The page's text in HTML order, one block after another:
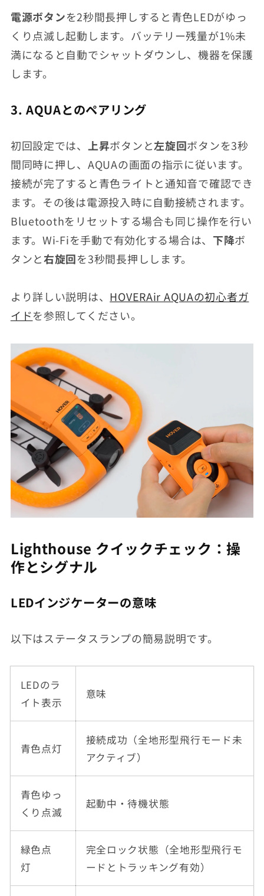
電源ボタンを2秒間長押しすると青色LEDがゆっ
くり点滅し起動します。バッテリー残量が1%未
満になると自動でシャットダウンし、機器を保護
します。
3. AQUAとのペアリング
初回設定では、 上昇ボタンと左旋回ボタンを3秒
間同時に押し、AQUAの画面の指示に従います。
接続が完了すると青色ライトと通知音で確認でき
ます。その後は電源投入時に自動接続されます。
Bluetoothをリセットする場合も同じ操作を行い
ます。Wi-Fiを手動で有効化する場合は、 下降ボ
タンと右旋回を3秒間長押しします。
より詳しい説明は、 HOVERAir AQUAの初心者ガ
イドを参照してください。
Lighthouse クイックチェック：操
作とシグナル
LEDインジケーターの意味
以下はステータスランプの簡易説明です。
LEDのラ
イト表示
意味
青色点灯
接続成功（全地形型飛行モード未
アクティブ）
青色ゆっ
くり点滅
起動中・待機状態
緑色点
灯
完全ロック状態（全地形型飛行モ
ードとトラッキング有効）